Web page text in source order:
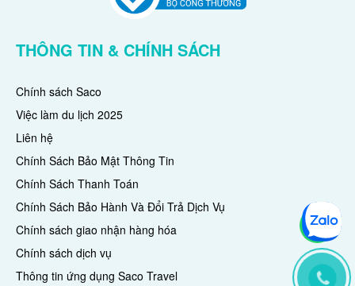
THÔNG TIN & CHÍNH SÁCH
Chính sách Saco
Việc làm du lịch 2025
Liên hệ
Chính Sách Bảo Mật Thông Tin
Chính Sách Thanh Toán
Chính Sách Bảo Hành Và Đổi Trả Dịch Vụ
Chính sách giao nhận hàng hóa
Chính sách dịch vụ
Thông tin ứng dụng Saco Travel